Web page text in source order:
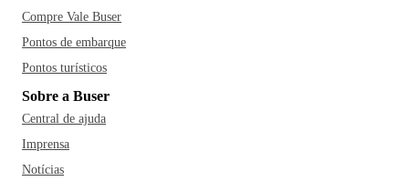
Compre Vale Buser
Pontos de embarque
Pontos turísticos
Sobre a Buser
Central de ajuda
Imprensa
Notícias